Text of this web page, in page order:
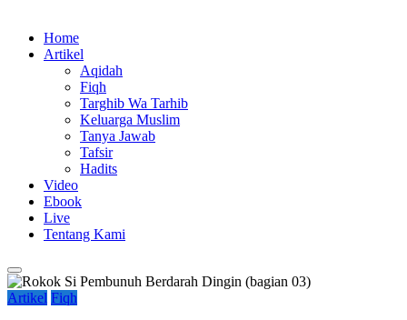
Home
Artikel
Aqidah
Fiqh
Targhib Wa Tarhib
Keluarga Muslim
Tanya Jawab
Tafsir
Hadits
Video
Ebook
Live
Tentang Kami
Artikel Fiqh